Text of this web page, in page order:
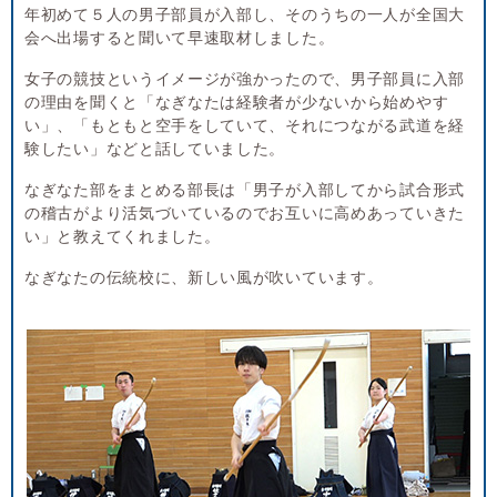
年初めて５人の男子部員が入部し、そのうちの一人が全国大
会へ出場すると聞いて早速取材しました。
女子の競技というイメージが強かったので、男子部員に入部
の理由を聞くと「なぎなたは経験者が少ないから始めやす
い」、「もともと空手をしていて、それにつながる武道を経
験したい」などと話していました。
なぎなた部をまとめる部長は「男子が入部してから試合形式
の稽古がより活気づいているのでお互いに高めあっていきた
い」と教えてくれました。
なぎなたの伝統校に、新しい風が吹いています。